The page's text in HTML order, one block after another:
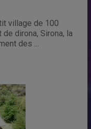
village de 100
dirona, Sirona, la
des ...